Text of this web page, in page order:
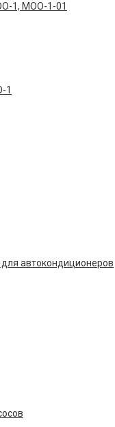
1, МОО-1-01
1
автокондиционеров